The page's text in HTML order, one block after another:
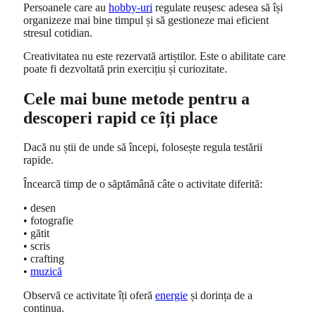
Persoanele care au hobby-uri regulate reușesc adesea să își
organizeze mai bine timpul și să gestioneze mai eficient
stresul cotidian.
Creativitatea nu este rezervată artiștilor. Este o abilitate care
poate fi dezvoltată prin exercițiu și curiozitate.
Cele mai bune metode pentru a
descoperi rapid ce îți place
Dacă nu știi de unde să începi, folosește regula testării
rapide.
Încearcă timp de o săptămână câte o activitate diferită:
• desen
• fotografie
• gătit
• scris
• crafting
• muzică
Observă ce activitate îți oferă energie și dorința de a
continua.